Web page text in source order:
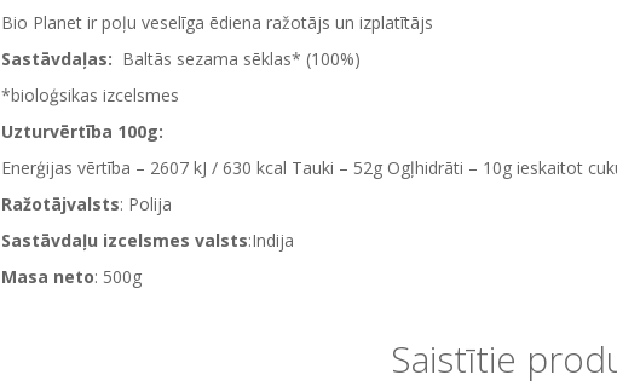
Bio Planet ir poļu veselīga ēdiena ražotājs un izplatītājs
Sastāvdaļas: Baltās sezama sēklas* (100%)
*bioloģsikas izcelsmes
Uzturvērtība 100g:
Enerģijas vērtība – 2607 kJ / 630 kcal Tauki – 52g Ogļhidrāti – 10g ieskaitot
Ražotājvalsts: Polija
Sastāvdaļu izcelsmes valsts:Indija
Masa neto: 500g
Saistītie